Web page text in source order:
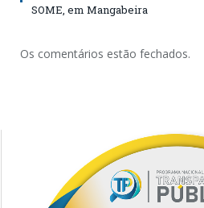
SOME, em Mangabeira
Os comentários estão fechados.